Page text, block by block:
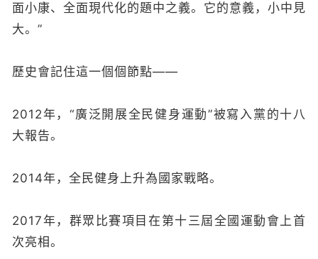
面小康、全面現代化的題中之義。它的意義，小中見
大。”
歷史會記住這一個個節點——
2012年，“廣泛開展全民健身運動”被寫入黨的十八
大報告。
2014年，全民健身上升為國家戰略。
2017年，群眾比賽項目在第十三屆全國運動會上首
次亮相。